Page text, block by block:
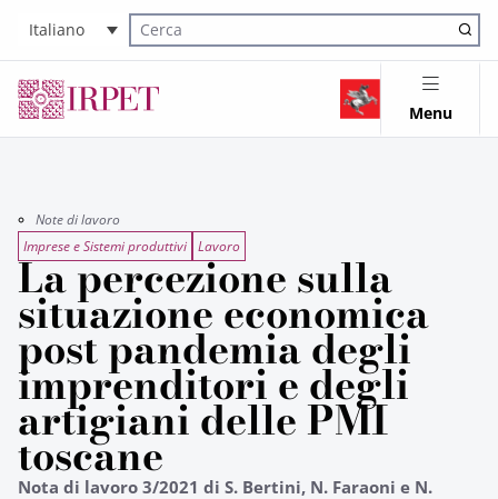
Italiano
Cerca nel sito
Menu
Note di lavoro
Imprese e Sistemi produttivi Lavoro
La percezione sulla
situazione economica
post pandemia degli
imprenditori e degli
artigiani delle PMI
toscane
Nota di lavoro 3/2021 di S. Bertini, N. Faraoni e N.